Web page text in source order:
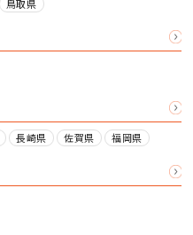
鳥取県
長崎県 佐賀県 福岡県